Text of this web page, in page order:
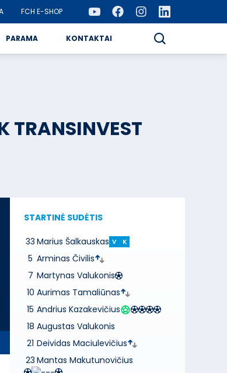
PARAMA KONTAKTAI
FCH E-SHOP
TRANSINVEST
STARTINĖ SUDĖTIS
33 Marius Šalkauskas V K
5 Arminas Čivilis
7 Martynas Valukonis
10 Aurimas Tamaliūnas
15 Andrius Kazakevičius
18 Augustas Valukonis
21 Deividas Maciulevičius
23 Mantas Makutunovičius